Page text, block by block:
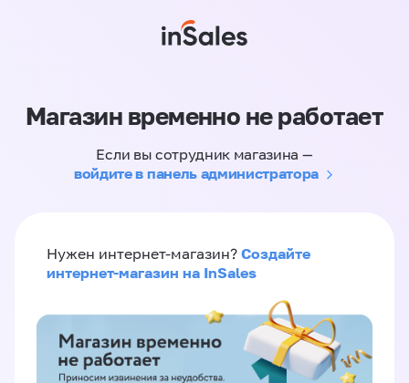
Магазин временно не работает
Если вы сотрудник магазина —
войдите в панель администратора
Нужен интернет-магазин? Создайте
интернет-магазин на InSales